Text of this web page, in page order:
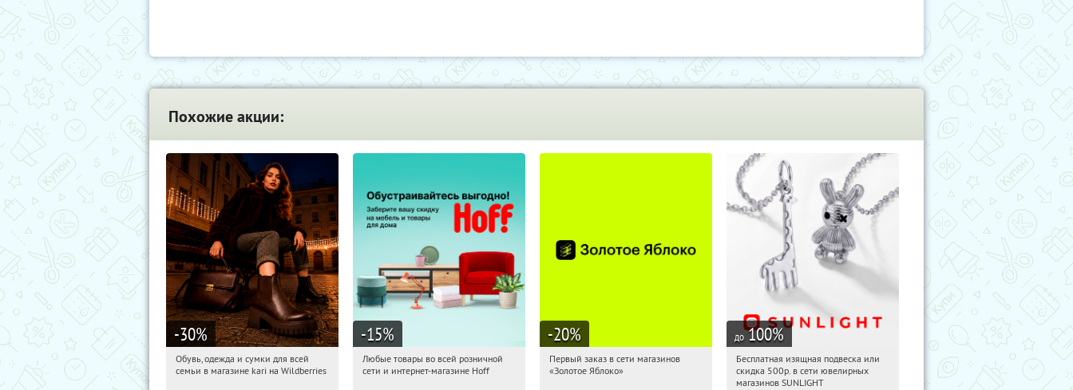
Похожие акции:
-30%
07:21:44 Получили:
Обувь, одежда и сумки для всей
семьи в магазине kari на Wildberries
-15%
07:21:44 Получили:
Любые товары во всей розничной
сети и интернет-магазине Hoff
-20%
07:21:44
Получи первым!
Первый заказ в сети магазинов
«Золотое Яблоко»
до 100%
07:21:44 Получили:
Россия
Бесплатная изящная подвеска или
скидка 500р. в сети ювелирных
магазинов SUNLIGHT